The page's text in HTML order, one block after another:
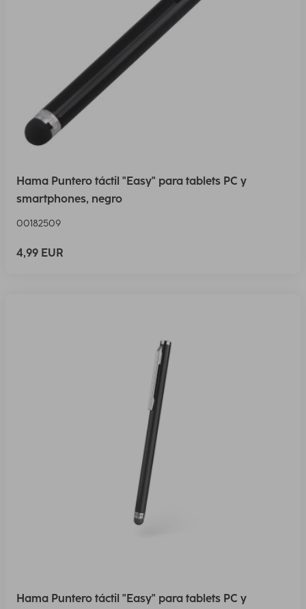
Hama Puntero táctil "Easy" para tablets PC y
smartphones, negro
00182509
4,99 EUR
Hama Puntero táctil "Easy" para tablets PC y